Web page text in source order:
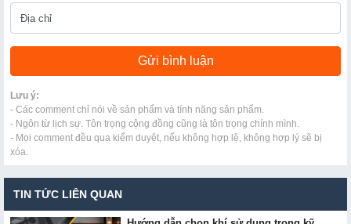
Lưu ý:
- Các comment chỉ nói về sản phẩm và tính năng sản phẩm.
- Ngôn từ lịch sự. Tôn trọng cộng đồng cũng là tôn trọng chính mình.
- Mọi comment đều qua kiểm duyệt, nếu không hợp lệ, không hợp lý sẽ bị
xóa.
TIN TỨC LIÊN QUAN